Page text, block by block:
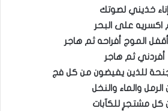
إناء خذيني لصوتك
اكسريه على البحر
الموج أفراحه ثم هاجر
أفردني ثم هاجر
للذين يفيضون من كل فج
والماء والنخل
كل مشتجرٍ للكآبات